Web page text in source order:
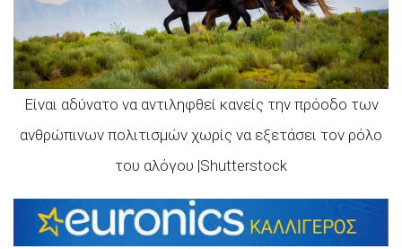
Είναι αδύνατο να αντιληφθεί κανείς την πρόοδο των
ανθρώπινων πολιτισμών χωρίς να εξετάσει τον ρόλο
του αλόγου |Shutterstock